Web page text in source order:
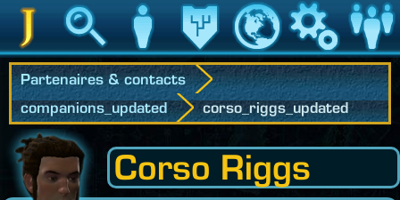
Jedipedia RecherchePersonnageHéritage Monde Jeu
Partenaires & contacts
companions_updated
corso_riggs_updated
Corso Riggs